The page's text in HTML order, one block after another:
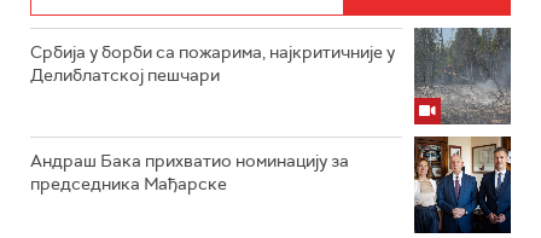
Србија у борби са пожарима, најкритичније у
Делиблатској пешчари
Андраш Бака прихватио номинацију за
председника Мађарске